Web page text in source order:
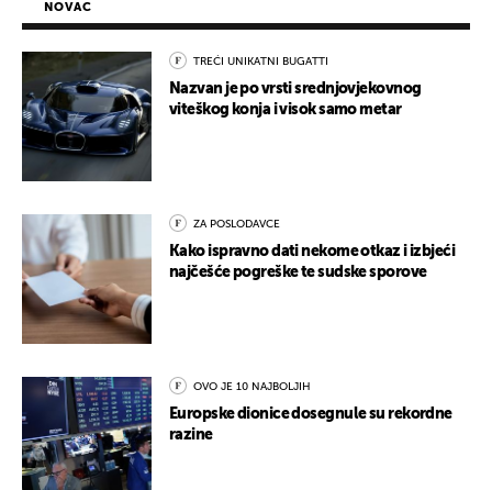
NOVAC
TREĆI UNIKATNI BUGATTI
Nazvan je po vrsti srednjovjekovnog
viteškog konja i visok samo metar
ZA POSLODAVCE
Kako ispravno dati nekome otkaz i izbjeći
najčešće pogreške te sudske sporove
OVO JE 10 NAJBOLJIH
Europske dionice dosegnule su rekordne
razine